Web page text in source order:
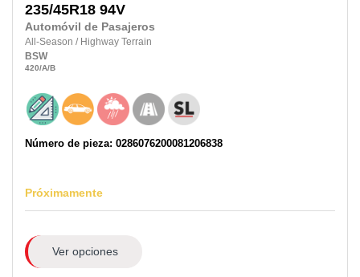
235/45R18 94V
Automóvil de Pasajeros
All-Season / Highway Terrain
BSW
420/A/B
Número de pieza: 0286076200081206838
Próximamente
Ver opciones